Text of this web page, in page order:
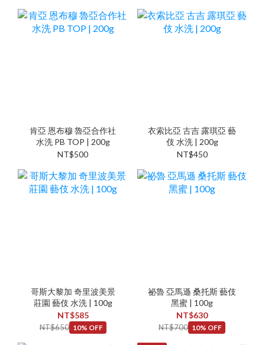
肯亞 恩布穆 魯亞合作社
水洗 PB TOP | 200g
NT$500
衣索比亞 古吉 露琪亞 藝
伎 水洗 | 200g
NT$450
哥斯大黎加 奇里波美景
莊園 藝伎 水洗 | 100g
NT$585
NT$650 10% OFF
祕魯 亞馬遜 桑托斯 藝伎
黑蜜 | 100g
NT$630
NT$700 10% OFF